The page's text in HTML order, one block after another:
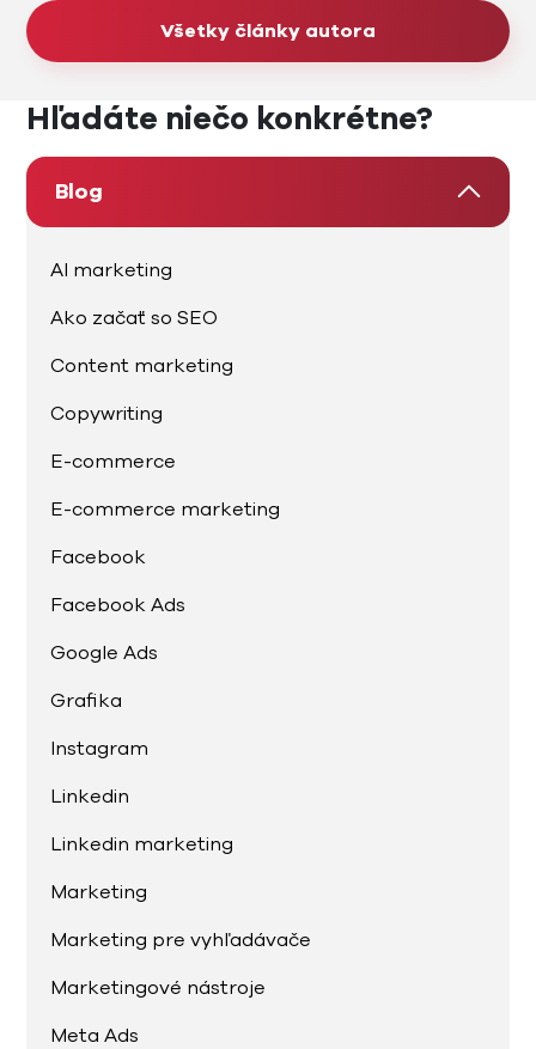
Všetky články autora
Hľadáte niečo konkrétne?
Blog
AI marketing
Ako začať so SEO
Content marketing
Copywriting
E-commerce
E-commerce marketing
Facebook
Facebook Ads
Google Ads
Grafika
Instagram
Linkedin
Linkedin marketing
Marketing
Marketing pre vyhľadávače
Marketingové nástroje
Meta Ads